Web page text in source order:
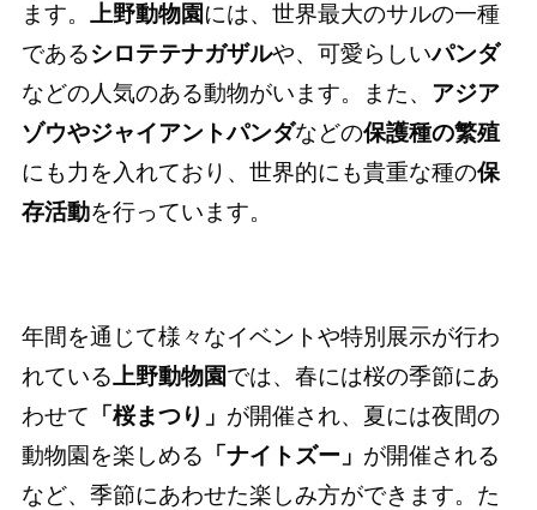
ます。 上野動物園には、世界最大のサルの一種
であるシロテテナガザルや、可愛らしいパンダ
などの人気のある動物がいます。また、 アジア
ゾウやジャイアントパンダなどの保護種の繁殖
にも力を入れており、世界的にも貴重な種の保
存活動を行っています。
年間を通じて様々なイベントや特別展示が行わ
れている上野動物園では、春には桜の季節にあ
わせて 「桜まつり」 が開催され、夏には夜間の
動物園を楽しめる 「ナイトズー」 が開催される
など、季節にあわせた楽しみ方ができます。た